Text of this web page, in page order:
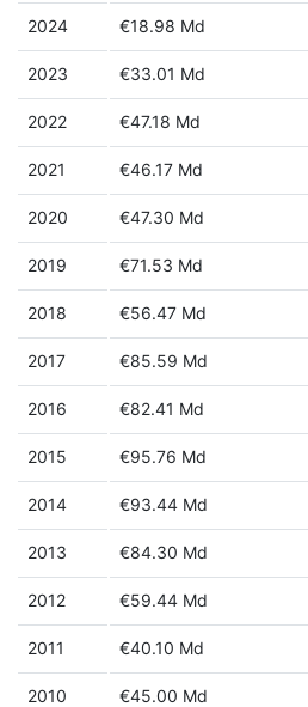
2024 €18.98 Md
2023 €33.01 Md
2022 €47.18 Md
2021 €46.17 Md
2020 €47.30 Md
2019 €71.53 Md
2018 €56.47 Md
2017 €85.59 Md
2016 €82.41 Md
2015 €95.76 Md
2014 €93.44 Md
2013 €84.30 Md
2012 €59.44 Md
2011 €40.10 Md
2010 €45.00 Md